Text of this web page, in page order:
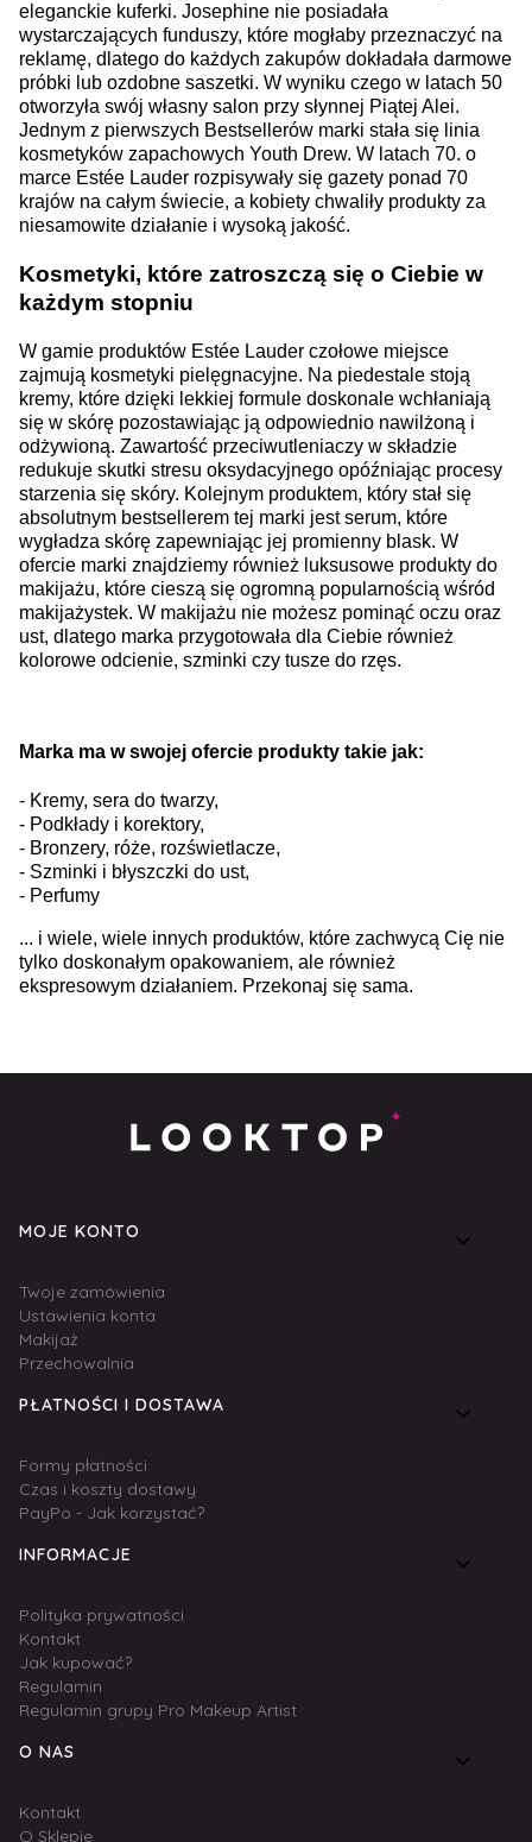
eleganckie kuferki. Josephine nie posiadała
wystarczających funduszy, które mogłaby przeznaczyć na
reklamę, dlatego do każdych zakupów dokładała darmowe
próbki lub ozdobne saszetki. W wyniku czego w latach 50
otworzyła swój własny salon przy słynnej Piątej Alei.
Jednym z pierwszych Bestsellerów marki stała się linia
kosmetyków zapachowych Youth Drew. W latach 70. o
marce Estée Lauder rozpisywały się gazety ponad 70
krajów na całym świecie, a kobiety chwaliły produkty za
niesamowite działanie i wysoką jakość.
Kosmetyki, które zatroszczą się o Ciebie w
każdym stopniu
W gamie produktów Estée Lauder czołowe miejsce
zajmują kosmetyki pielęgnacyjne. Na piedestale stoją
kremy, które dzięki lekkiej formule doskonale wchłaniają
się w skórę pozostawiając ją odpowiednio nawilżoną i
odżywioną. Zawartość przeciwutleniaczy w składzie
redukuje skutki stresu oksydacyjnego opóźniając procesy
starzenia się skóry. Kolejnym produktem, który stał się
absolutnym bestsellerem tej marki jest serum, które
wygładza skórę zapewniając jej promienny blask. W
ofercie marki znajdziemy również luksusowe produkty do
makijażu, które cieszą się ogromną popularnością wśród
makijażystek. W makijażu nie możesz pominąć oczu oraz
ust, dlatego marka przygotowała dla Ciebie również
kolorowe odcienie, szminki czy tusze do rzęs.
Marka ma w swojej ofercie produkty takie jak:
- Kremy, sera do twarzy,
- Podkłady i korektory,
- Bronzery, róże, rozświetlacze,
- Szminki i błyszczki do ust,
- Perfumy
... i wiele, wiele innych produktów, które zachwycą Cię nie
tylko doskonałym opakowaniem, ale również
ekspresowym działaniem. Przekonaj się sama.
Linki w stopce
MOJE KONTO
Twoje zamówienia
Ustawienia konta
Makijaż
Przechowalnia
PŁATNOŚCI I DOSTAWA
Formy płatności
Czas i koszty dostawy
PayPo - Jak korzystać?
INFORMACJE
Polityka prywatności
Kontakt
Jak kupować?
Regulamin
Regulamin grupy Pro Makeup Artist
O NAS
Kontakt
O Sklepie